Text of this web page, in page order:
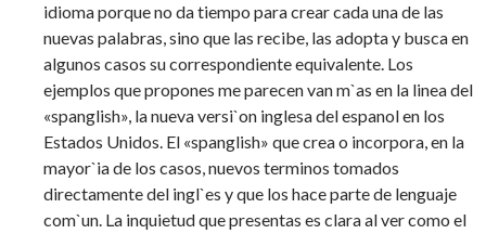
idioma porque no da tiempo para crear cada una de las
nuevas palabras, sino que las recibe, las adopta y busca en
algunos casos su correspondiente equivalente. Los
ejemplos que propones me parecen van m`as en la linea del
«spanglish», la nueva versi`on inglesa del espanol en los
Estados Unidos. El «spanglish» que crea o incorpora, en la
mayor`ia de los casos, nuevos terminos tomados
directamente del ingl`es y que los hace parte de lenguaje
com`un. La inquietud que presentas es clara al ver como el